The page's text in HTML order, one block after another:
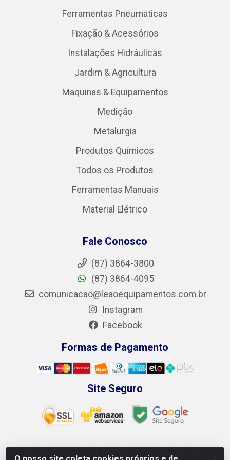
Ferramentas Pneumáticas
Fixação & Acessórios
Instalações Hidráulicas
Jardim & Agricultura
Maquinas & Equipamentos
Medição
Metalurgia
Produtos Químicos
Todos os Produtos
Ferramentas Manuais
Material Elétrico
Fale Conosco
(87) 3864-3800
(87) 3864-4095
comunicacao@leaoequipamentos.com.br
Instagram
Facebook
Formas de Pagamento
Site Seguro